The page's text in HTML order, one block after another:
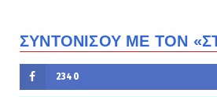
ΣΥΝΤΟΝΙΣΟΥ ΜΕ ΤΟΝ
2340